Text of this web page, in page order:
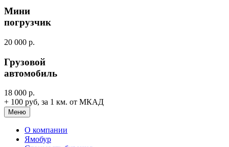
Мини
погрузчик
20 000 р.
Грузовой
автомобиль
18 000 р.
+ 100 руб, за 1 км. от МКАД
Меню
О компании
Ямобур